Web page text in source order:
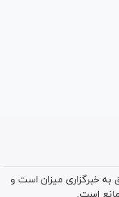
خبرگزاری میزان است و
است.